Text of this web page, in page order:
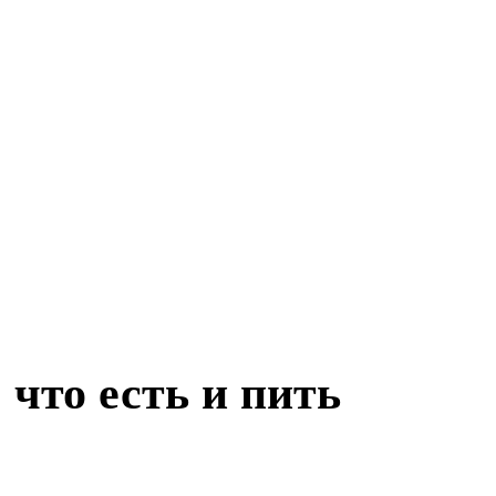
есть и пить